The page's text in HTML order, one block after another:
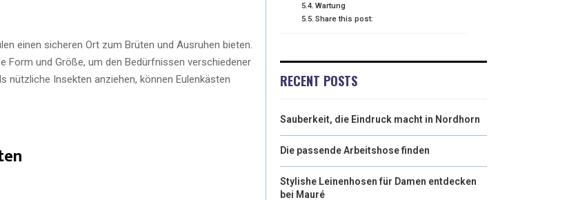
einen sicheren Ort zum Brüten und Ausruhen bieten.
Form und Größe, um den Bedürfnissen verschiedener
nützliche Insekten anziehen, können Eulenkästen
Wartung
Share this post:
RECENT POSTS
Sauberkeit, die Eindruck macht in Nordhorn
Die passende Arbeitshose finden
Stylishe Leinenhosen für Damen entdecken
bei Mauré